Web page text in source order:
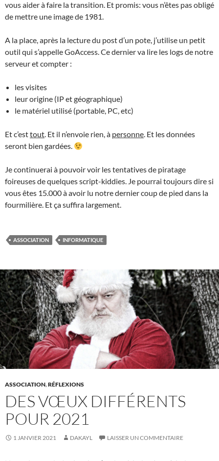
vous aider à faire la transition. Et promis: vous n’êtes pas obligé
de mettre une image de 1981.
A la place, après la lecture du post d’un pote, j’utilise un petit
outil qui s’appelle GoAccess. Ce dernier va lire les logs de notre
serveur et compter :
les visites
leur origine (IP et géographique)
le matériel utilisé (portable, PC, etc)
Et c’esttout. Et il n’envoie rien, à personne. Et les données
seront bien gardées.
Je continuerai à pouvoir voir les tentatives de piratage
foireuses de quelques script-kiddies. Je pourrai toujours dire si
vous êtes 15.000 à avoir lu notre dernier coup de pied dans la
fourmilière. Et ça suffira largement.
ASSOCIATION INFORMATIQUE
ASSOCIATION,RÉFLEXIONS
DES VŒUX DIFFÉRENTS
POUR 2021
1 JANVIER 2021 DAKAYL LAISSER UN COMMENTAIRE